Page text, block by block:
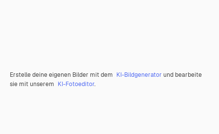
Erstelle deine eigenen Bilder mit dem KI-Bildgenerator und bearbeite
sie mit unserem KI-Fotoeditor.